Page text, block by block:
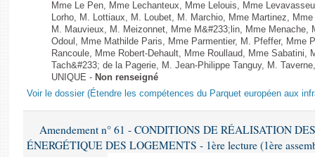
Mme Le Pen, Mme Lechanteux, Mme Lelouis, Mme
Lorho, M. Lottiaux, M. Loubet, M. Marchio, Mme Martinez,
M. Mauvieux, M. Meizonnet, Mme M&#233;lin, Mme Menache,
Odoul, Mme Mathilde Paris, Mme Parmentier, M. Pfeffer, Mme
Rancoule, Mme Robert-Dehault, Mme Roullaud, Mme
Tach&#233; de la Pagerie, M. Jean-Philippe Tanguy, M.
UNIQUE - Non renseigné
Voir le dossier (Étendre les compétences du Parquet européen aux
Amendement n° 61 - CONDITIONS DE RÉALISATION
ÉNERGÉTIQUE DES LOGEMENTS - 1ère lecture (1ère